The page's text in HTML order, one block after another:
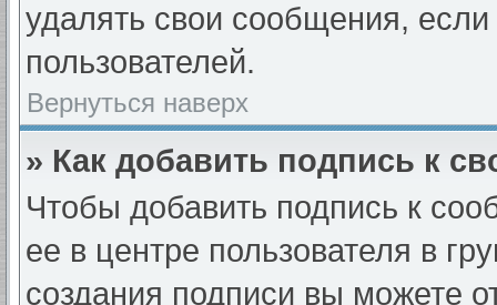
удалять свои сообщения,
пользователей.
Вернуться наверх
» Как добавить подпись к
Чтобы добавить подпись к
ее в центре пользователя в
создания подписи вы можете